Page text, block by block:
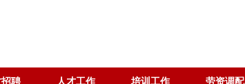
招聘 人才工作 培训工作 劳资调配